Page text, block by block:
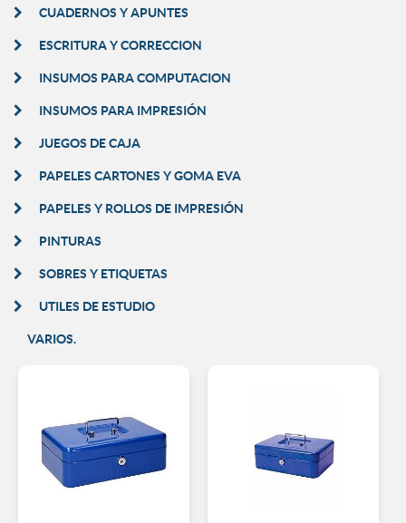
CUADERNOS Y APUNTES
ESCRITURA Y CORRECCION
INSUMOS PARA COMPUTACION
INSUMOS PARA IMPRESIÓN
JUEGOS DE CAJA
PAPELES CARTONES Y GOMA EVA
PAPELES Y ROLLOS DE IMPRESIÓN
PINTURAS
SOBRES Y ETIQUETAS
UTILES DE ESTUDIO
VARIOS.